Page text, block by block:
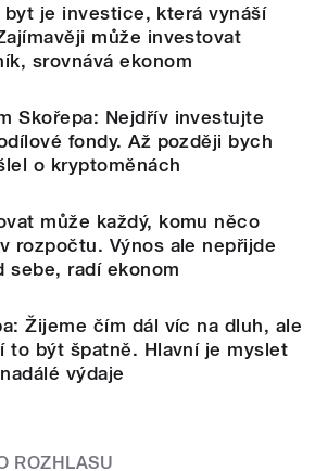
byt je investice, která vynáší
může investovat
srovnává ekonom
Skořepa: Nejdřív investujte
fondy. Až později bych
o kryptoměnách
může každý, komu něco
rozpočtu. Výnos ale nepřijde
sebe, radí ekonom
Žijeme čím dál víc na dluh, ale
to být špatně. Hlavní je myslet
výdaje
ROZHLASU